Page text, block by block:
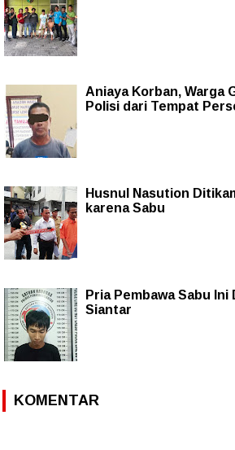
Aniaya Korban, Warga
Polisi dari Tempat
Husnul Nasution
karena Sabu
Pria Pembawa Sabu
Siantar
KOMENTAR